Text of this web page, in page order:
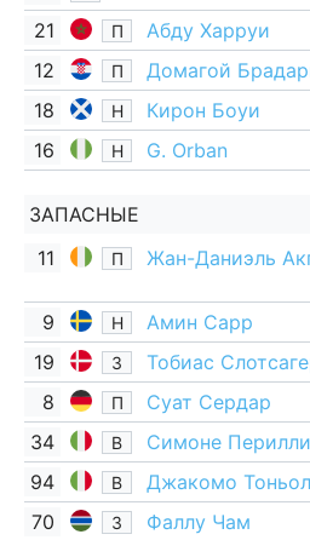
21
П Абду Харруи
12 П Домагой
18 Н Кирон Боуи
16 Н G. Orban
ЗАПАСНЫЕ
11
П Жан-Даниэль
9 Н Амин Сарр
19 З Тобиас
8 П Суат Сердар
34 В
Симоне Перилли
94
В
Джакомо
70
З
Фаллу Чам